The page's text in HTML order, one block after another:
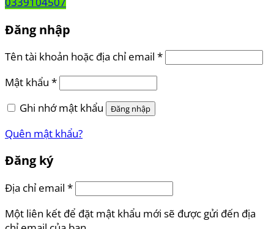
Đăng nhập
Tên tài khoản hoặc địa chỉ email *
Mật khẩu *
Ghi nhớ mật khẩu
Đăng nhập
Quên mật khẩu?
Đăng ký
Địa chỉ email *
Một liên kết để đặt mật khẩu mới sẽ được gửi đến địa